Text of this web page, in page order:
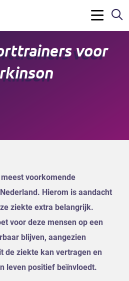
voor
voorkomende
Hierom is aandacht
ziekte extra belangrijk.
voor deze mensen op een
blijven, aangezien
de ziekte kan vertragen en
leven positief beïnvloedt.